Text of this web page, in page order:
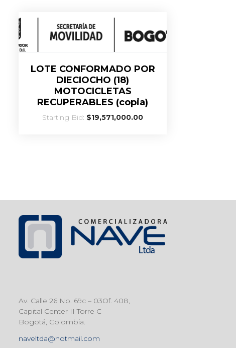
LOTE CONFORMADO POR
DIECIOCHO (18)
MOTOCICLETAS
RECUPERABLES (copia)
Starting Bid: $19,571,000.00
Av. Calle 26 No. 69c – 03Of. 408,
Capital Center II Torre C
Bogotá, Colombia.
naveltda@hotmail.com